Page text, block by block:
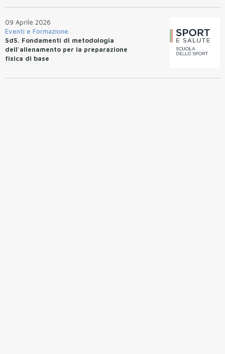
09 Aprile 2026
Eventi e Formazione
SdS. Fondamenti di metodologia
dell'allenamento per la preparazione
fisica di base